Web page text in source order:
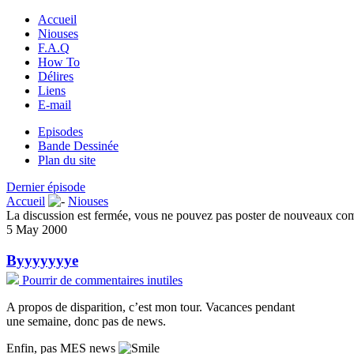
Accueil
Niouses
F.A.Q
How To
Délires
Liens
E-mail
Episodes
Bande Dessinée
Plan du site
Dernier épisode
Accueil
Niouses
La discussion est fermée, vous ne pouvez pas poster de nouveaux
5 May 2000
Byyyyyyye
Pourrir de commentaires inutiles
A propos de disparition, c’est mon tour. Vacances pendant
une semaine, donc pas de news.
Enfin, pas MES news